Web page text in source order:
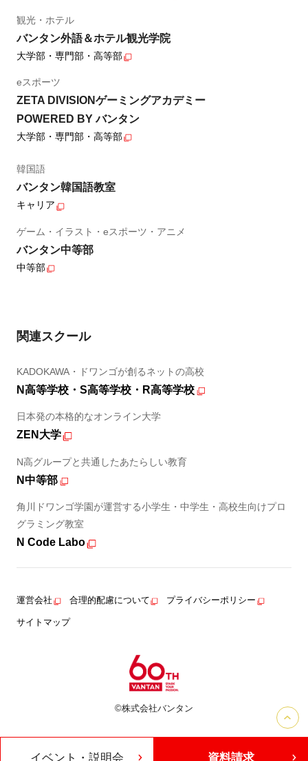
観光・ホテル
バンタン外語＆ホテル観光学院
大学部・専門部・高等部
eスポーツ
ZETA DIVISIONゲーミングアカデミー
POWERED BY バンタン
大学部・専門部・高等部
韓国語
バンタン韓国語教室
キャリア
ゲーム・イラスト・eスポーツ・アニメ
バンタン中等部
中等部
関連スクール
KADOKAWA・ドワンゴが創るネットの高校
N高等学校・S高等学校・R高等学校
日本発の本格的なオンライン大学
ZEN大学
N高グループと共通したあたらしい教育
N中等部
角川ドワンゴ学園が運営する小学生・中学生・高校生向けプロ
グラミング教室
N Code Labo
運営会社 合理的配慮について プライバシーポリシー
サイトマップ
©株式会社バンタン
イベント・説明会 資料請求